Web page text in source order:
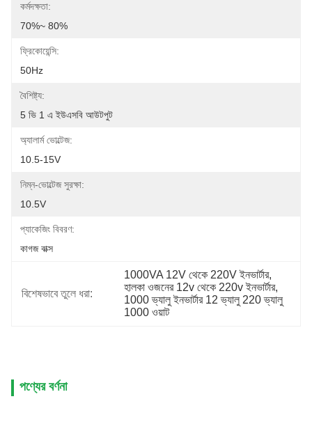
কর্মদক্ষতা:
70%~ 80%
ফ্রিকোয়েন্সি:
50Hz
বৈশিষ্ট্য:
5 ভি 1 এ ইউএসবি আউটপুট
অ্যালার্ম ভোল্টেজ:
10.5-15V
নিম্ন-ভোল্টেজ সুরক্ষা:
10.5V
প্যাকেজিং বিবরণ:
কাগজ বাক্স
বিশেষভাবে তুলে ধরা:
1000VA 12V থেকে 220V ইনভার্টার,
হালকা ওজনের 12v থেকে 220v ইনভার্টার,
1000 ভ্যালু ইনভার্টার 12 ভ্যালু 220 ভ্যালু
1000 ওয়াট
পণ্যের বর্ণনা